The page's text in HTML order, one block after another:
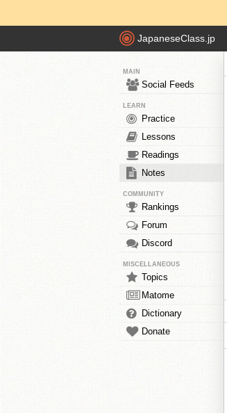
JapaneseClass.jp
MAIN
Social Feeds
LEARN
Practice
Lessons
Readings
Notes
COMMUNITY
Rankings
Forum
Discord
MISCELLANEOUS
Topics
Matome
Dictionary
Donate